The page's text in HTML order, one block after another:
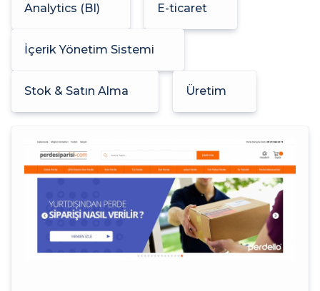
Analytics (BI) E-ticaret
İçerik Yönetim Sistemi
Stok & Satın Alma Üretim